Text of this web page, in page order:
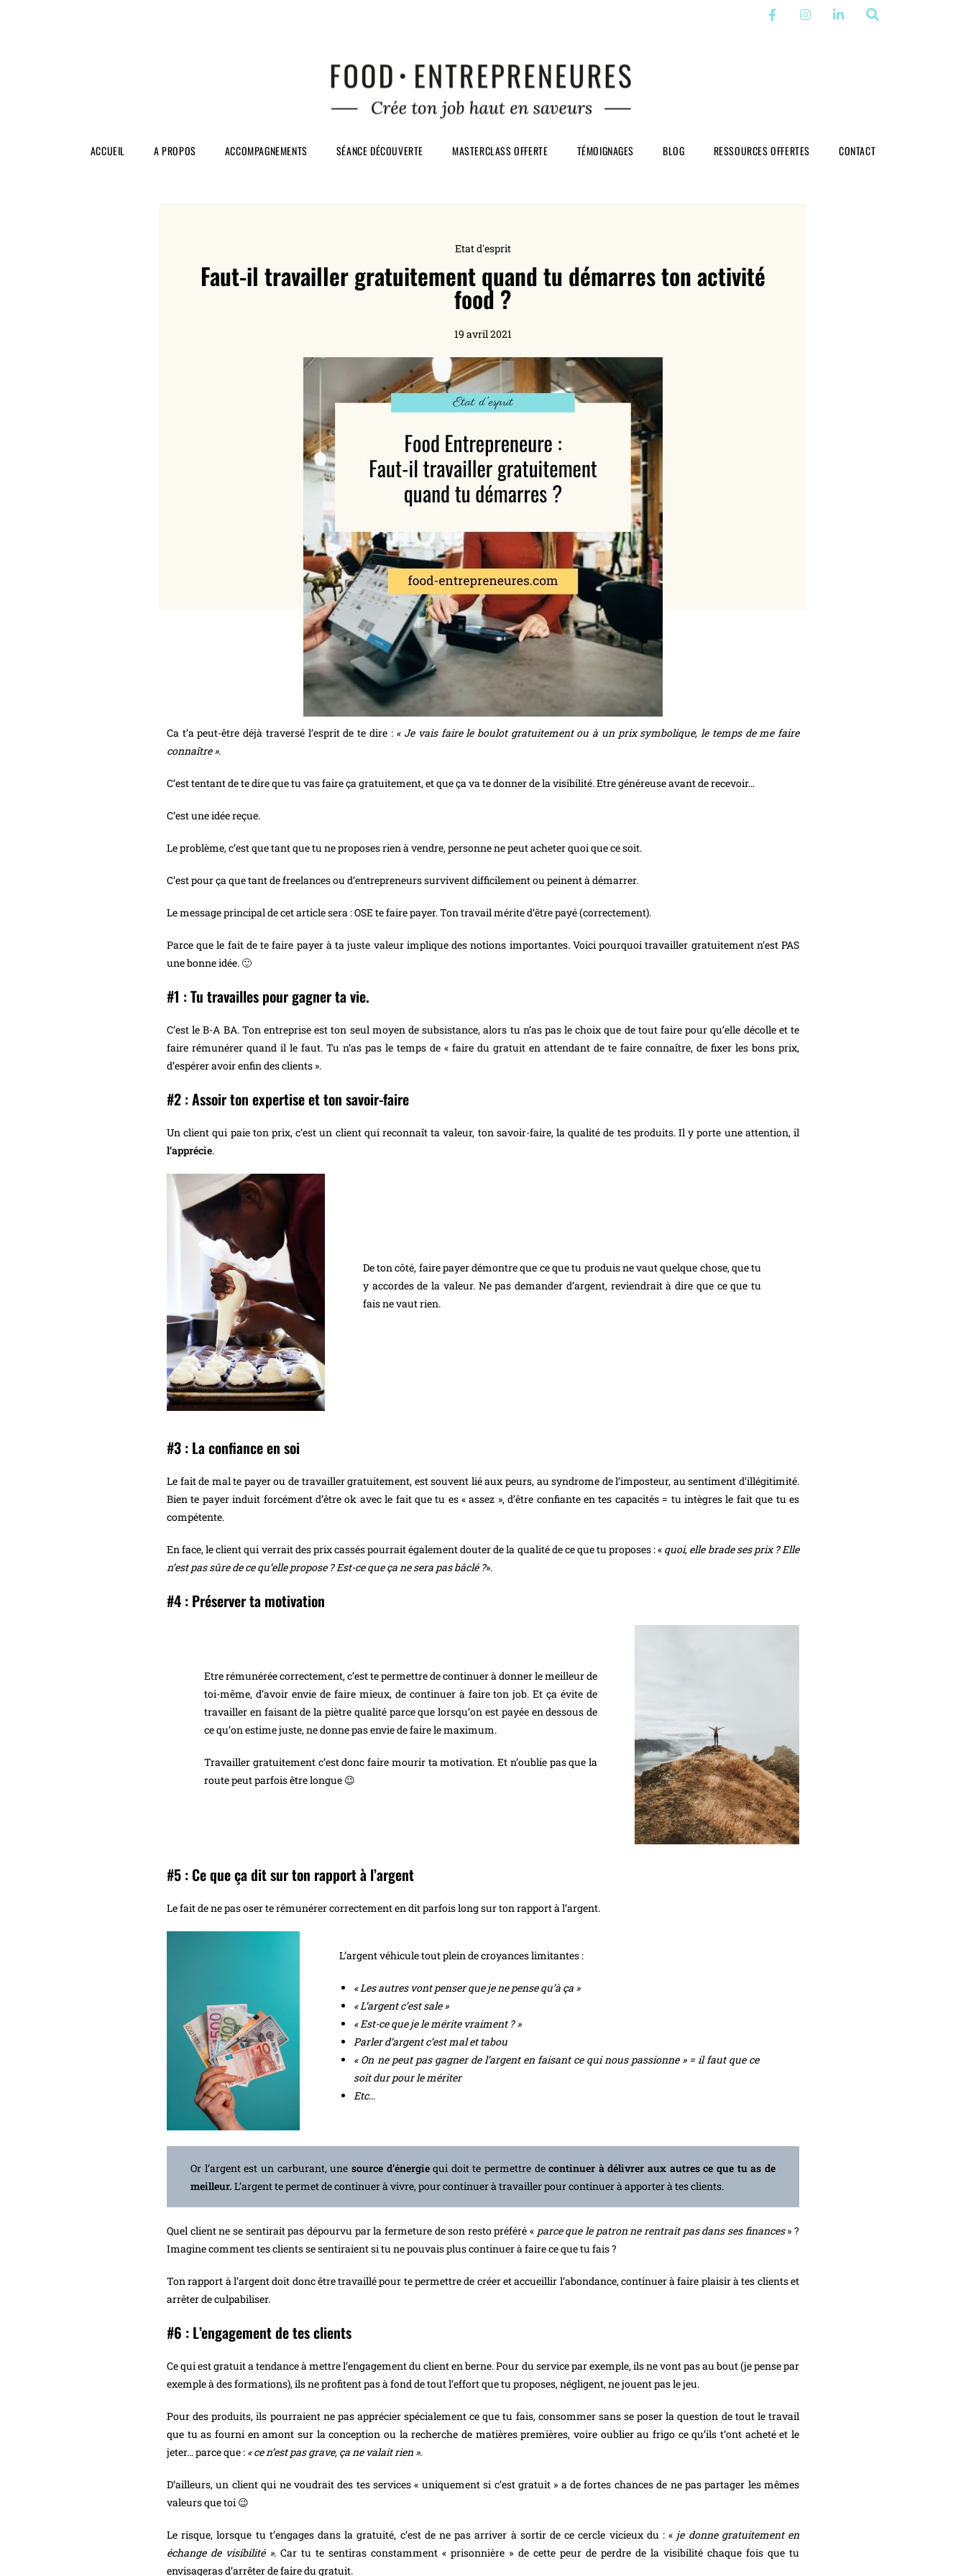
ACCUEIL A PROPOS ACCOMPAGNEMENTS SÉANCE DÉCOUVERTE MASTERCLASS OFFERTE TÉMOIGNAGES BLOG RESSOURCES OFFERTES CONTACT
Etat d'esprit
Faut-il travailler gratuitement quand tu démarres ton activité
food ?
19 avril 2021
Ca t’a peut-être déjà traversé l’esprit de te dire : « Je vais faire le boulot gratuitement ou à un prix symbolique, le temps de me faire
connaître ».
C’est tentant de te dire que tu vas faire ça gratuitement, et que ça va te donner de la visibilité. Etre généreuse avant de recevoir…
C’est une idée reçue.
Le problème, c’est que tant que tu ne proposes rien à vendre, personne ne peut acheter quoi que ce soit.
C’est pour ça que tant de freelances ou d’entrepreneurs survivent difficilement ou peinent à démarrer.
Le message principal de cet article sera : OSE te faire payer. Ton travail mérite d’être payé (correctement).
Parce que le fait de te faire payer à ta juste valeur implique des notions importantes. Voici pourquoi travailler gratuitement n’est PAS
une bonne idée. 🙂
#1 : Tu travailles pour gagner ta vie.
C’est le B-A BA. Ton entreprise est ton seul moyen de subsistance, alors tu n’as pas le choix que de tout faire pour qu’elle décolle et te
faire rémunérer quand il le faut. Tu n’as pas le temps de « faire du gratuit en attendant de te faire connaître, de fixer les bons prix,
d’espérer avoir enfin des clients ».
#2 : Assoir ton expertise et ton savoir-faire
Un client qui paie ton prix, c’est un client qui reconnaît ta valeur, ton savoir-faire, la qualité de tes produits. Il y porte une attention, il
l’apprécie.
De ton côté, faire payer démontre que ce que tu produis ne vaut quelque chose, que tu
y accordes de la valeur. Ne pas demander d’argent, reviendrait à dire que ce que tu
fais ne vaut rien.
#3 : La confiance en soi
Le fait de mal te payer ou de travailler gratuitement, est souvent lié aux peurs, au syndrome de l’imposteur, au sentiment d’illégitimité.
Bien te payer induit forcément d’être ok avec le fait que tu es « assez », d’être confiante en tes capacités = tu intègres le fait que tu es
compétente.
En face, le client qui verrait des prix cassés pourrait également douter de la qualité de ce que tu proposes : « quoi, elle brade ses prix ? Elle
n’est pas sûre de ce qu’elle propose ? Est-ce que ça ne sera pas bâclé ?».
#4 : Préserver ta motivation
Etre rémunérée correctement, c’est te permettre de continuer à donner le meilleur de
toi-même, d’avoir envie de faire mieux, de continuer à faire ton job. Et ça évite de
travailler en faisant de la piètre qualité parce que lorsqu’on est payée en dessous de
ce qu’on estime juste, ne donne pas envie de faire le maximum.
Travailler gratuitement c’est donc faire mourir ta motivation. Et n’oublie pas que la
route peut parfois être longue 😉
#5 : Ce que ça dit sur ton rapport à l’argent
Le fait de ne pas oser te rémunérer correctement en dit parfois long sur ton rapport à l’argent.
L’argent véhicule tout plein de croyances limitantes :
« Les autres vont penser que je ne pense qu’à ça »
« L’argent c’est sale »
« Est-ce que je le mérite vraiment ? »
Parler d’argent c’est mal et tabou
« On ne peut pas gagner de l’argent en faisant ce qui nous passionne » = il faut que ce
soit dur pour le mériter
Etc…
Or l’argent est un carburant, une source d’énergiequi doit te permettre decontinuer à délivrer aux autres ce que tu as de
meilleur. L’argent te permet de continuer à vivre, pour continuer à travailler pour continuer à apporter à tes clients.
Quel client ne se sentirait pas dépourvu par la fermeture de son resto préféré « parce que le patron ne rentrait pas dans ses finances» ?
Imagine comment tes clients se sentiraient si tu ne pouvais plus continuer à faire ce que tu fais ?
Ton rapport à l’argent doit donc être travaillé pour te permettre de créer et accueillir l’abondance, continuer à faire plaisir à tes clients et
arrêter de culpabiliser.
#6 : L’engagement de tes clients
Ce qui est gratuit a tendance à mettre l’engagement du client en berne. Pour du service par exemple, ils ne vont pas au bout (je pense par
exemple à des formations), ils ne profitent pas à fond de tout l’effort que tu proposes, négligent, ne jouent pas le jeu.
Pour des produits, ils pourraient ne pas apprécier spécialement ce que tu fais, consommer sans se poser la question de tout le travail
que tu as fourni en amont sur la conception ou la recherche de matières premières, voire oublier au frigo ce qu’ils t’ont acheté et le
jeter… parce que : « ce n’est pas grave, ça ne valait rien ».
D’ailleurs, un client qui ne voudrait des tes services « uniquement si c’est gratuit » a de fortes chances de ne pas partager les mêmes
valeurs que toi 😉
Le risque, lorsque tu t’engages dans la gratuité, c’est de ne pas arriver à sortir de ce cercle vicieux du : « je donne gratuitement en
échange de visibilité ». Car tu te sentiras constamment « prisonnière » de cette peur de perdre de la visibilité chaque fois que tu
envisageras d’arrêter de faire du gratuit.